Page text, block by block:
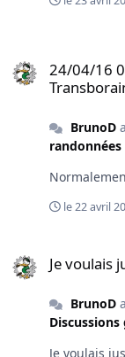
24/04/16
BrunoD
randonnées
le 22 avril
Je voulais
BrunoD
Discussions
Je voulais